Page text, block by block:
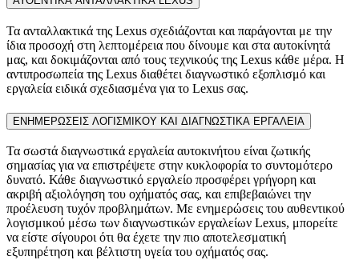
Τα ανταλλακτικά της Lexus σχεδιάζονται και παράγονται με την
ίδια προσοχή στη λεπτομέρεια που δίνουμε και στα αυτοκίνητά
μας, και δοκιμάζονται από τους τεχνικούς της Lexus κάθε μέρα. Η
αντιπροσωπεία της Lexus διαθέτει διαγνωστικό εξοπλισμό και
εργαλεία ειδικά σχεδιασμένα για το Lexus σας.
ΕΝΗΜΕΡΩΣΕΙΣ ΛΟΓΙΣΜΙΚΟΥ ΚΑΙ ΔΙΑΓΝΩΣΤΙΚΑ ΕΡΓΑΛΕΙΑ
Τα σωστά διαγνωστικά εργαλεία αυτοκινήτου είναι ζωτικής
σημασίας για να επιστρέψετε στην κυκλοφορία το συντομότερο
δυνατό. Κάθε διαγνωστικό εργαλείο προσφέρει γρήγορη και
ακριβή αξιολόγηση του οχήματός σας, και επιβεβαιώνει την
προέλευση τυχόν προβλημάτων. Με ενημερώσεις του αυθεντικού
λογισμικού μέσω των διαγνωστικών εργαλείων Lexus, μπορείτε
να είστε σίγουροι ότι θα έχετε την πιο αποτελεσματική
εξυπηρέτηση και βέλτιστη υγεία του οχήματός σας.